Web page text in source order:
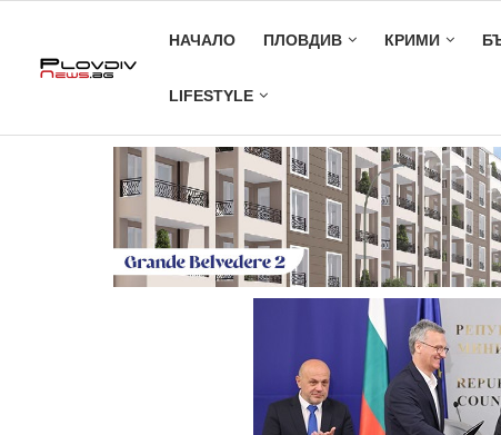
НАЧАЛО ПЛОВДИВ КРИМИ
LIFESTYLE